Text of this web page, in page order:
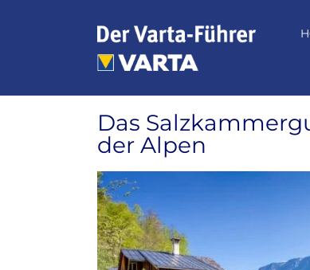
Das
der Alpen
Zeige
grösseres
Bild